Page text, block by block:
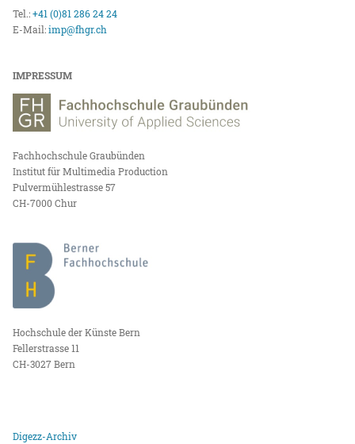
Tel.:+41 (0)81 286 24 24
E-Mail:imp@fhgr.ch
IMPRESSUM
Fachhochschule Graubünden
Institut für Multimedia Production
Pulvermühlestrasse 57
CH-7000 Chur
Hochschule der Künste Bern
Fellerstrasse 11
CH-3027 Bern
Digezz-Archiv